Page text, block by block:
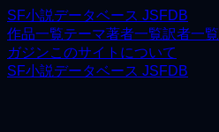
SF小説データベース JSFDB
作品一覧テーマ著者一覧訳者一覧
ガジンこのサイトについて
SF小説データベース JSFDB